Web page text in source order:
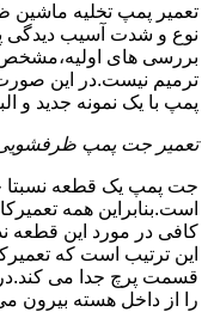
تعمیر پمپ تخلیه ماشین
نوع و شدت آسیب دیدگی
بررسی های اولیه،مشخص
ترمیم نیست.در این
پمپ با یک نمونه جدید و
تعمیر جت پمپ
جت پمپ یک قطعه نسبتا
است.بنابراین همه
کافی در مورد این قطعه
این ترتیب است که
قسمت پرچ جدا می کند.در
را از داخل هسته بیرون